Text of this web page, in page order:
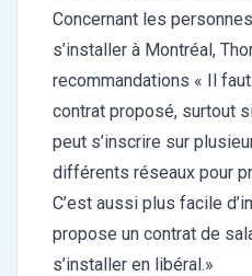
Concernant les
s’installer à Montréal,
recommandations « Il
contrat proposé, surtout
peut s’inscrire sur
différents réseaux pour
C’est aussi plus facile
propose un contrat de
s’installer en libéral.»